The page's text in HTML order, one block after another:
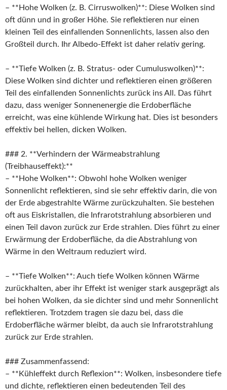
– **Hohe Wolken (z. B. Cirruswolken)**: Diese Wolken sind
oft dünn und in großer Höhe. Sie reflektieren nur einen
kleinen Teil des einfallenden Sonnenlichts, lassen also den
Großteil durch. Ihr Albedo-Effekt ist daher relativ gering.
– **Tiefe Wolken (z. B. Stratus- oder Cumuluswolken)**:
Diese Wolken sind dichter und reflektieren einen größeren
Teil des einfallenden Sonnenlichts zurück ins All. Das führt
dazu, dass weniger Sonnenenergie die Erdoberfläche
erreicht, was eine kühlende Wirkung hat. Dies ist besonders
effektiv bei hellen, dicken Wolken.
### 2. **Verhindern der Wärmeabstrahlung
(Treibhauseffekt):**
– **Hohe Wolken**: Obwohl hohe Wolken weniger
Sonnenlicht reflektieren, sind sie sehr effektiv darin, die von
der Erde abgestrahlte Wärme zurückzuhalten. Sie bestehen
oft aus Eiskristallen, die Infrarotstrahlung absorbieren und
einen Teil davon zurück zur Erde strahlen. Dies führt zu einer
Erwärmung der Erdoberfläche, da die Abstrahlung von
Wärme in den Weltraum reduziert wird.
– **Tiefe Wolken**: Auch tiefe Wolken können Wärme
zurückhalten, aber ihr Effekt ist weniger stark ausgeprägt als
bei hohen Wolken, da sie dichter sind und mehr Sonnenlicht
reflektieren. Trotzdem tragen sie dazu bei, dass die
Erdoberfläche wärmer bleibt, da auch sie Infrarotstrahlung
zurück zur Erde strahlen.
### Zusammenfassend:
– **Kühleffekt durch Reflexion**: Wolken, insbesondere tiefe
und dichte, reflektieren einen bedeutenden Teil des